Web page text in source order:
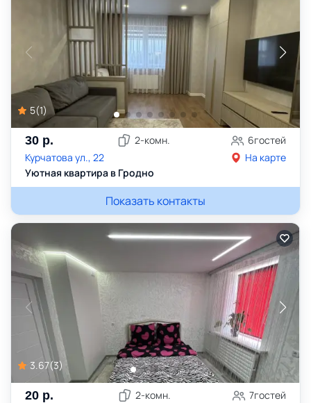
5(1)
30 р. 2-комн. 6гостей
Курчатова ул., 22
На карте
Уютная квартира в Гродно
Показать контакты
3.67(3)
20 р. 2-комн. 7гостей